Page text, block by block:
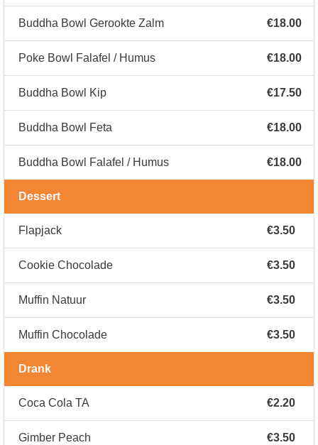
Buddha Bowl Gerookte Zalm €18.00
Poke Bowl Falafel / Humus €18.00
Buddha Bowl Kip €17.50
Buddha Bowl Feta €18.00
Buddha Bowl Falafel / Humus €18.00
Dessert
Flapjack €3.50
Cookie Chocolade €3.50
Muffin Natuur €3.50
Muffin Chocolade €3.50
Drank
Coca Cola TA €2.20
Gimber Peach €3.50